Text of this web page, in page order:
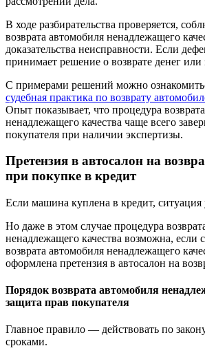
В ходе разбирательства проверяется,
возврата автомобиля ненадлежащего
доказательства неисправности. Если
принимает решение о возврате денег или
С примерами решений можно
судебная практика по возврату
Опыт показывает, что процедура
ненадлежащего качества чаще всего
покупателя при наличии экспертизы.
Претензия в автосалон на
при покупке в кредит
Если машина куплена в кредит, ситуация
Но даже в этом случае процедура
ненадлежащего качества возможна, если
возврата автомобиля ненадлежащего
оформлена претензия в автосалон на
Порядок возврата автомобиля
защита прав покупателя
Главное правило — действовать по
сроками.